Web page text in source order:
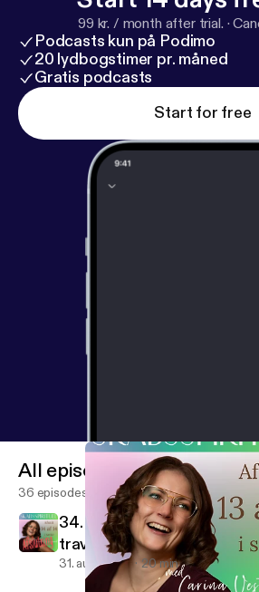
ups/506493529851871] 🌐 Læs mere på
hjemmesiden:https://
[https://
handler ikke om at ”nå i mål” –
ægte hele vejen.
99 kr. / month after trial. ·
Podcasts kun på Podimo
20 lydbogstimer pr. måned
Gratis podcasts
Start for free
All episodes
36 episodes
34. Hvordan integrerer
travl hverdag
31. aug. 2025 20 min